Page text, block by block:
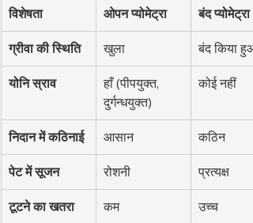
विशेषता ओपन प्योमेट्रा बंद प्योमेट्रा
ग्रीवा की स्थिति खुला बंद किया हुआ
योनि स्राव
हाँ (पीपयुक्त,
दुर्गन्धयुक्त)
कोई नहीं
निदान में कठिनाई आसान कठिन
पेट में सूजन रोशनी प्रत्यक्ष
टूटने का खतरा कम उच्च